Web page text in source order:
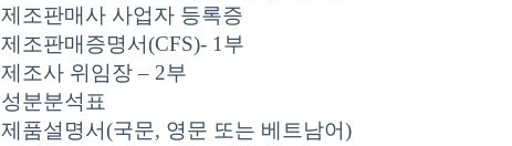
제조판매사 사업자 등록증
제조판매증명서(CFS)- 1부
제조사 위임장 – 2부
성분분석표
제품설명서(국문, 영문 또는 베트남어)